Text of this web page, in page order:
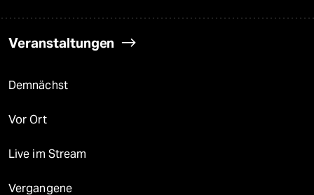
Veranstaltungen
Demnächst
Vor Ort
Live im Stream
Vergangene